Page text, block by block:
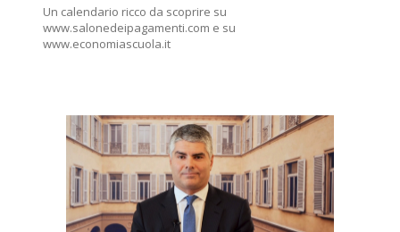
Un calendario ricco da scoprire su
www.salonedeipagamenti.com e su
www.economiascuola.it